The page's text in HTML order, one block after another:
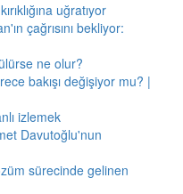
uğratıyor
çağrısını bekliyor:
ne olur?
bakışı değişiyor mu? |
izlemek
Davutoğlu'nun
sürecinde gelinen